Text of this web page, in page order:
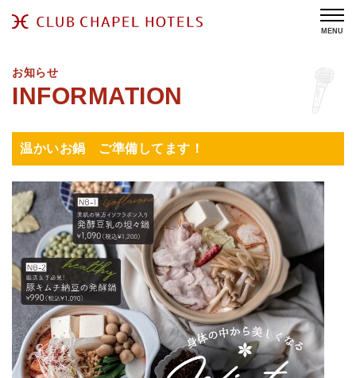
MENU
お知らせ
温かいお鍋 ご準備してます！